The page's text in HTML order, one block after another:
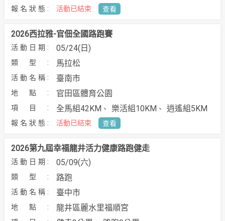
活動已結束 查看
05/24(日)
馬拉松
臺南市
2026西拉雅-官佃全國路跑賽
官田區體育公園
全馬組42KM
樂活組10KM 逍遙組5KM
活動已結束 查看
05/09(六)
路跑
臺中市
2026第九屆幸福龍井活力健康路跑健走
龍井區麗水里福順宮